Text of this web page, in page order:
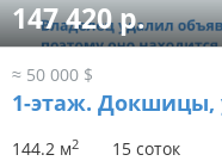
147 420 р.
≈ 50 000 $
1-этаж. Докшицы,
144.2 м2 15 соток